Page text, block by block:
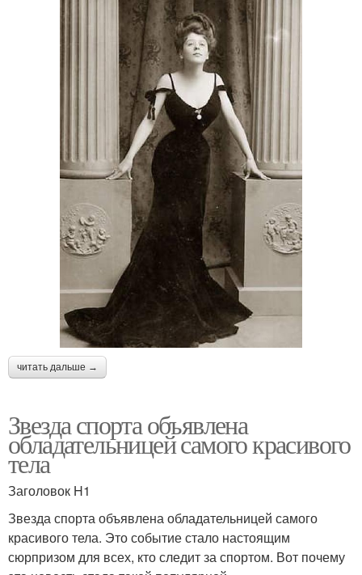
читать дальше →
Звезда спорта объявлена
обладательницей самого красивого
тела
Заголовок H1
Звезда спорта объявлена обладательницей самого
красивого тела. Это событие стало настоящим
сюрпризом для всех, кто следит за спортом. Вот почему